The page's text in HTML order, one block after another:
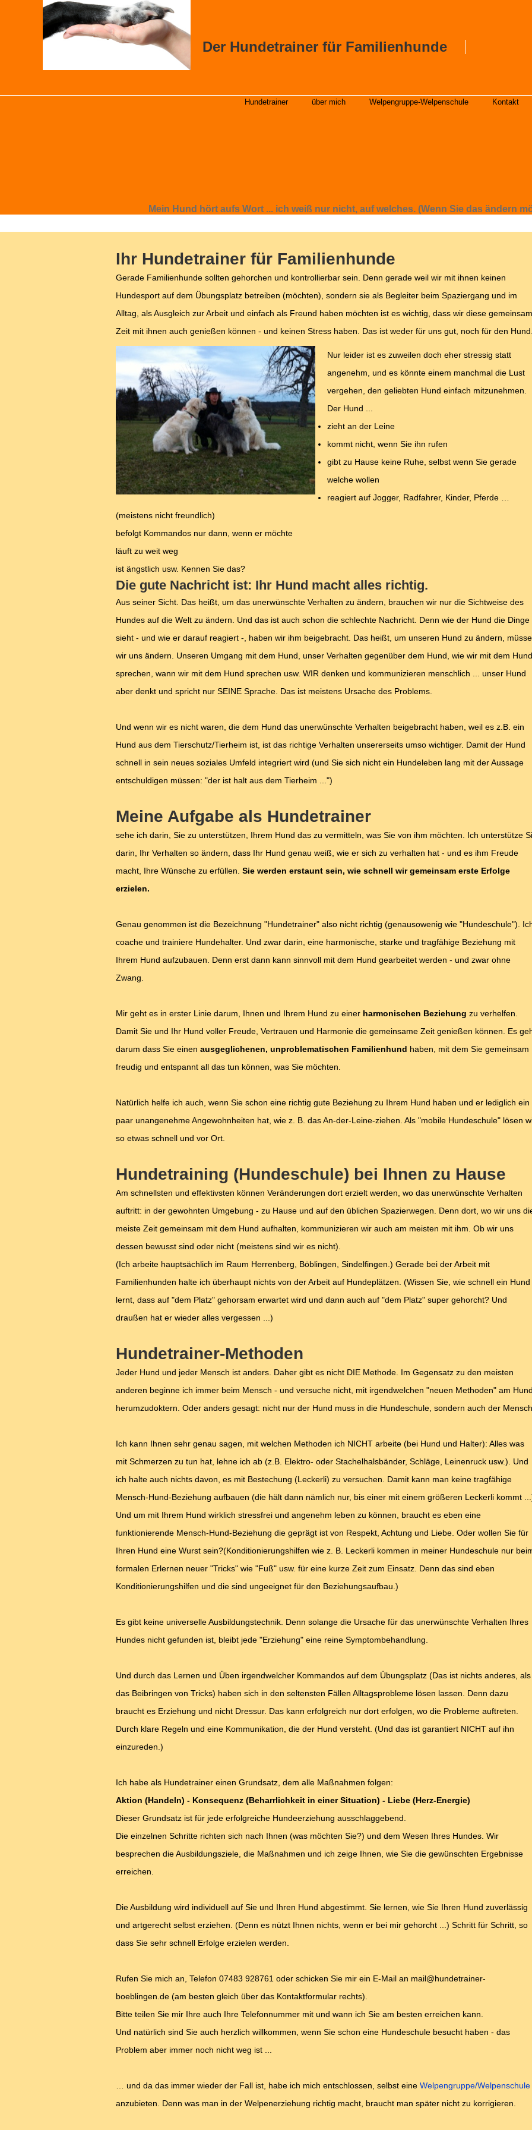
Der Hundetrainer für Familienhunde
Hundetrainer über mich Welpengruppe-Welpenschule Kontakt
Mein Hund hört aufs Wort ... ich weiß nur nicht, auf welches. (Wenn Sie das ändern
Ihr Hundetrainer für Familienhunde
Gerade Familienhunde sollten gehorchen und kontrollierbar sein. Denn gerade weil wir mit ihnen keinen
Hundesport auf dem Übungsplatz betreiben (möchten), sondern sie als Begleiter beim Spaziergang und im
Alltag, als Ausgleich zur Arbeit und einfach als Freund haben möchten ist es wichtig, dass wir diese
Zeit mit ihnen auch genießen können - und keinen Stress haben. Das ist weder für uns gut, noch für den
Nur leider ist es zuweilen doch eher stressig statt
angenehm, und es könnte einem manchmal die Lust
vergehen, den geliebten Hund einfach mitzunehmen.
Der Hund ...
zieht an der Leine
kommt nicht, wenn Sie ihn rufen
gibt zu Hause keine Ruhe, selbst wenn Sie gerade
welche wollen
reagiert auf Jogger, Radfahrer, Kinder, Pferde …
(meistens nicht freundlich)
befolgt Kommandos nur dann, wenn er möchte
läuft zu weit weg
ist ängstlich usw. Kennen Sie das?
Die gute Nachricht ist: Ihr Hund macht alles richtig.
Aus seiner Sicht. Das heißt, um das unerwünschte Verhalten zu ändern, brauchen wir nur die Sichtweise des
Hundes auf die Welt zu ändern. Und das ist auch schon die schlechte Nachricht. Denn wie der Hund die Dinge
sieht - und wie er darauf reagiert -, haben wir ihm beigebracht. Das heißt, um unseren Hund zu ändern,
wir uns ändern. Unseren Umgang mit dem Hund, unser Verhalten gegenüber dem Hund, wie wir mit dem Hund
sprechen, wann wir mit dem Hund sprechen usw. WIR denken und kommunizieren menschlich ... unser Hund
aber denkt und spricht nur SEINE Sprache. Das ist meistens Ursache des Problems.
Und wenn wir es nicht waren, die dem Hund das unerwünschte Verhalten beigebracht haben, weil es z.B. ein
Hund aus dem Tierschutz/Tierheim ist, ist das richtige Verhalten unsererseits umso wichtiger. Damit der Hund
schnell in sein neues soziales Umfeld integriert wird (und Sie sich nicht ein Hundeleben lang mit der Aussage
entschuldigen müssen: "der ist halt aus dem Tierheim ...")
Meine Aufgabe als Hundetrainer
sehe ich darin, Sie zu unterstützen, Ihrem Hund das zu vermitteln, was Sie von ihm möchten. Ich unterstütze
darin, Ihr Verhalten so ändern, dass Ihr Hund genau weiß, wie er sich zu verhalten hat - und es ihm Freude
macht, Ihre Wünsche zu erfüllen. Sie werden erstaunt sein, wie schnell wir gemeinsam erste Erfolge
erzielen.
Genau genommen ist die Bezeichnung "Hundetrainer" also nicht richtig (genausowenig wie "Hundeschule").
coache und trainiere Hundehalter. Und zwar darin, eine harmonische, starke und tragfähige Beziehung mit
Ihrem Hund aufzubauen. Denn erst dann kann sinnvoll mit dem Hund gearbeitet werden - und zwar ohne
Zwang.
Mir geht es in erster Linie darum, Ihnen und Ihrem Hund zu einer harmonischen Beziehung zu verhelfen.
Damit Sie und Ihr Hund voller Freude, Vertrauen und Harmonie die gemeinsame Zeit genießen können. Es
darum dass Sie einen ausgeglichenen, unproblematischen Familienhund haben, mit dem Sie gemeinsam
freudig und entspannt all das tun können, was Sie möchten.
Natürlich helfe ich auch, wenn Sie schon eine richtig gute Beziehung zu Ihrem Hund haben und er lediglich ein
paar unangenehme Angewohnheiten hat, wie z. B. das An-der-Leine-ziehen. Als "mobile Hundeschule" lösen
so etwas schnell und vor Ort.
Hundetraining (Hundeschule) bei Ihnen zu Hause
Am schnellsten und effektivsten können Veränderungen dort erzielt werden, wo das unerwünschte Verhalten
auftritt: in der gewohnten Umgebung - zu Hause und auf den üblichen Spazierwegen. Denn dort, wo wir uns
meiste Zeit gemeinsam mit dem Hund aufhalten, kommunizieren wir auch am meisten mit ihm. Ob wir uns
dessen bewusst sind oder nicht (meistens sind wir es nicht).
(Ich arbeite hauptsächlich im Raum Herrenberg, Böblingen, Sindelfingen.) Gerade bei der Arbeit mit
Familienhunden halte ich überhaupt nichts von der Arbeit auf Hundeplätzen. (Wissen Sie, wie schnell ein Hund
lernt, dass auf "dem Platz" gehorsam erwartet wird und dann auch auf "dem Platz" super gehorcht? Und
draußen hat er wieder alles vergessen ...)
Hundetrainer-Methoden
Jeder Hund und jeder Mensch ist anders. Daher gibt es nicht DIE Methode. Im Gegensatz zu den meisten
anderen beginne ich immer beim Mensch - und versuche nicht, mit irgendwelchen "neuen Methoden" am
herumzudoktern. Oder anders gesagt: nicht nur der Hund muss in die Hundeschule, sondern auch der
Ich kann Ihnen sehr genau sagen, mit welchen Methoden ich NICHT arbeite (bei Hund und Halter): Alles was
mit Schmerzen zu tun hat, lehne ich ab (z.B. Elektro- oder Stachelhalsbänder, Schläge, Leinenruck usw.). Und
ich halte auch nichts davon, es mit Bestechung (Leckerli) zu versuchen. Damit kann man keine tragfähige
Mensch-Hund-Beziehung aufbauen (die hält dann nämlich nur, bis einer mit einem größeren Leckerli kommt
Und um mit Ihrem Hund wirklich stressfrei und angenehm leben zu können, braucht es eben eine
funktionierende Mensch-Hund-Beziehung die geprägt ist von Respekt, Achtung und Liebe. Oder wollen Sie für
Ihren Hund eine Wurst sein?(Konditionierungshilfen wie z. B. Leckerli kommen in meiner Hundeschule nur
formalen Erlernen neuer "Tricks" wie "Fuß" usw. für eine kurze Zeit zum Einsatz. Denn das sind eben
Konditionierungshilfen und die sind ungeeignet für den Beziehungsaufbau.)
Es gibt keine universelle Ausbildungstechnik. Denn solange die Ursache für das unerwünschte Verhalten Ihres
Hundes nicht gefunden ist, bleibt jede "Erziehung" eine reine Symptombehandlung.
Und durch das Lernen und Üben irgendwelcher Kommandos auf dem Übungsplatz (Das ist nichts anderes, als
das Beibringen von Tricks) haben sich in den seltensten Fällen Alltagsprobleme lösen lassen. Denn dazu
braucht es Erziehung und nicht Dressur. Das kann erfolgreich nur dort erfolgen, wo die Probleme auftreten.
Durch klare Regeln und eine Kommunikation, die der Hund versteht. (Und das ist garantiert NICHT auf ihn
einzureden.)
Ich habe als Hundetrainer einen Grundsatz, dem alle Maßnahmen folgen:
Aktion (Handeln) - Konsequenz (Beharrlichkeit in einer Situation) - Liebe (Herz-Energie)
Dieser Grundsatz ist für jede erfolgreiche Hundeerziehung ausschlaggebend.
Die einzelnen Schritte richten sich nach Ihnen (was möchten Sie?) und dem Wesen Ihres Hundes. Wir
besprechen die Ausbildungsziele, die Maßnahmen und ich zeige Ihnen, wie Sie die gewünschten Ergebnisse
erreichen.
Die Ausbildung wird individuell auf Sie und Ihren Hund abgestimmt. Sie lernen, wie Sie Ihren Hund zuverlässig
und artgerecht selbst erziehen. (Denn es nützt Ihnen nichts, wenn er bei mir gehorcht ...) Schritt für Schritt, so
dass Sie sehr schnell Erfolge erzielen werden.
Rufen Sie mich an, Telefon 07483 928761 oder schicken Sie mir ein E-Mail an mail@hundetrainer-
boeblingen.de (am besten gleich über das Kontaktformular rechts).
Bitte teilen Sie mir Ihre auch Ihre Telefonnummer mit und wann ich Sie am besten erreichen kann.
Und natürlich sind Sie auch herzlich willkommen, wenn Sie schon eine Hundeschule besucht haben - das
Problem aber immer noch nicht weg ist ...
… und da das immer wieder der Fall ist, habe ich mich entschlossen, selbst eine Welpengruppe/Welpenschule
anzubieten. Denn was man in der Welpenerziehung richtig macht, braucht man später nicht zu korrigieren.